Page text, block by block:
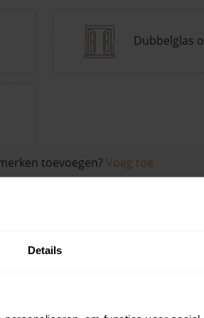
Details
Dubbelglas
toevoegen? Voeg toe